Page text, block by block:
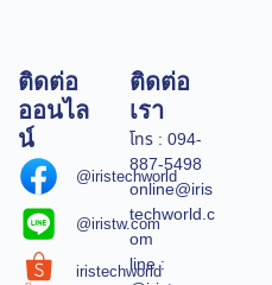
ติดต่อ
ออนไล
น์
@iristechworld
@iristw.com
iristechworld
ติดต่อ
เรา
โทร : 094-
887-5498
online@iris
techworld.c
om
line :